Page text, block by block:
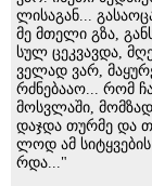
ლი­სა­გან...
მე მთე­ლი გზა,
სულ ცეკ­ვავ­და,
ვე­ლად ვარ,
რძნე­ბა­აო... რომ
მოს­ვლა­ში,
დაჯ­და თურ­მე და
ლოდ ამ
რდა..."